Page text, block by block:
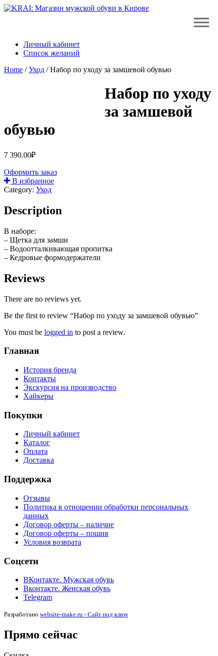
Личный кабинет
Список желаний
Home /Уход / Набор по уходу за замшевой обувью
Набор по уходу
за замшевой
обувью
7 390.00₽
Оформить заказ
В избранное
Category: Уход
Description
В наборе:
– Щетка для замши
– Водоотталкивающая пропитка
– Кедровые формодержатели
Reviews
There are no reviews yet.
Be the first to review “Набор по уходу за замшевой обувью”
You must be logged in to post a review.
Главная
История бренда
Контакты
Экскурсия на производство
Хайкеры
Покупки
Личный кабинет
Каталог
Оплата
Доставка
Поддержка
Отзывы
Политика в отношении обработки персональных
данных
Договор оферты – наличие
Договор оферты – пошив
Условия возврата
Соцсети
ВКонтакте. Мужская обувь
Вконтакте. Женская обувь
Telegram
Разработано website-make.ru - Сайт под ключ
Прямо сейчас